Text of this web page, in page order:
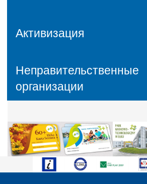
Активизация
Неправительственные
организации